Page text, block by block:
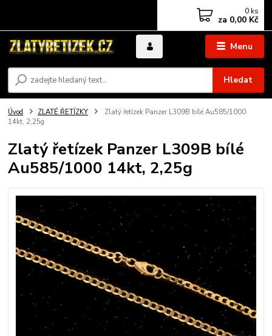
Menu
Hledat
0 ks
za 0,00 Kč
Úvod ZLATÉ ŘETÍZKY
Zlatý řetízek Panzer L309B bílé Au585/1000
14kt, 2,25g
Zlatý řetízek Panzer L309B bílé
Au585/1000 14kt, 2,25g